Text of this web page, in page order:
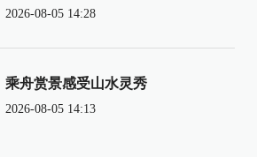
2026-08-05 14:28
乘舟赏景感受山水灵秀
2026-08-05 14:13